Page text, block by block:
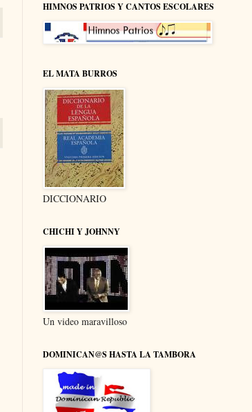
HIMNOS PATRIOS Y CANTOS ESCOLARES
EL MATA BURROS
DICCIONARIO
CHICHI Y JOHNNY
Un video maravilloso
DOMINICAN@S HASTA LA TAMBORA